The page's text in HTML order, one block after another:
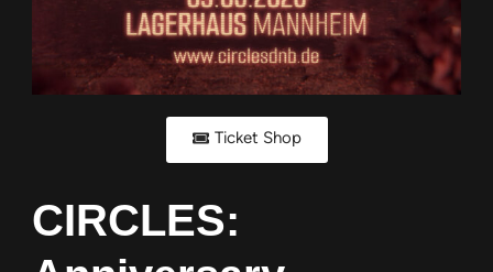
Ticket Shop
CIRCLES: